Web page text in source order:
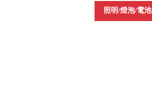
照明/燈泡/電池